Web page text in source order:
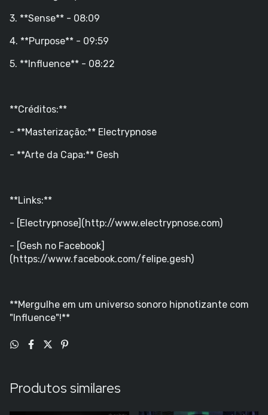
3. **Sense** - 08:09
4. **Purpose** - 09:59
5. **Influence** - 08:22
**Créditos:**
- **Masterização:** Electrypnose
- **Arte da Capa:** Gesh
**Links:**
- [Electrypnose](http://www.electrypnose.com)
- [Gesh no Facebook]
(https://www.facebook.com/felipe.gesh)
**Mergulhe em um universo sonoro hipnotizante com
"Influence"!**
Produtos similares